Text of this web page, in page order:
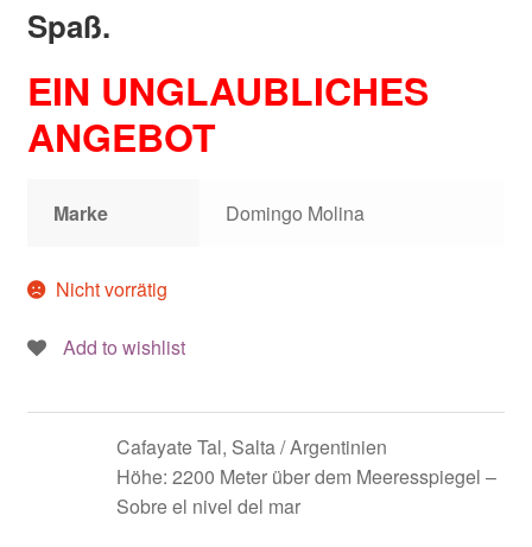
Spaß.
EIN UNGLAUBLICHES
ANGEBOT
Marke Domingo Molina
Nicht vorrätig
Add to wishlist
Cafayate Tal, Salta / Argentinien
Höhe: 2200 Meter über dem Meeresspiegel –
Sobre el nivel del mar